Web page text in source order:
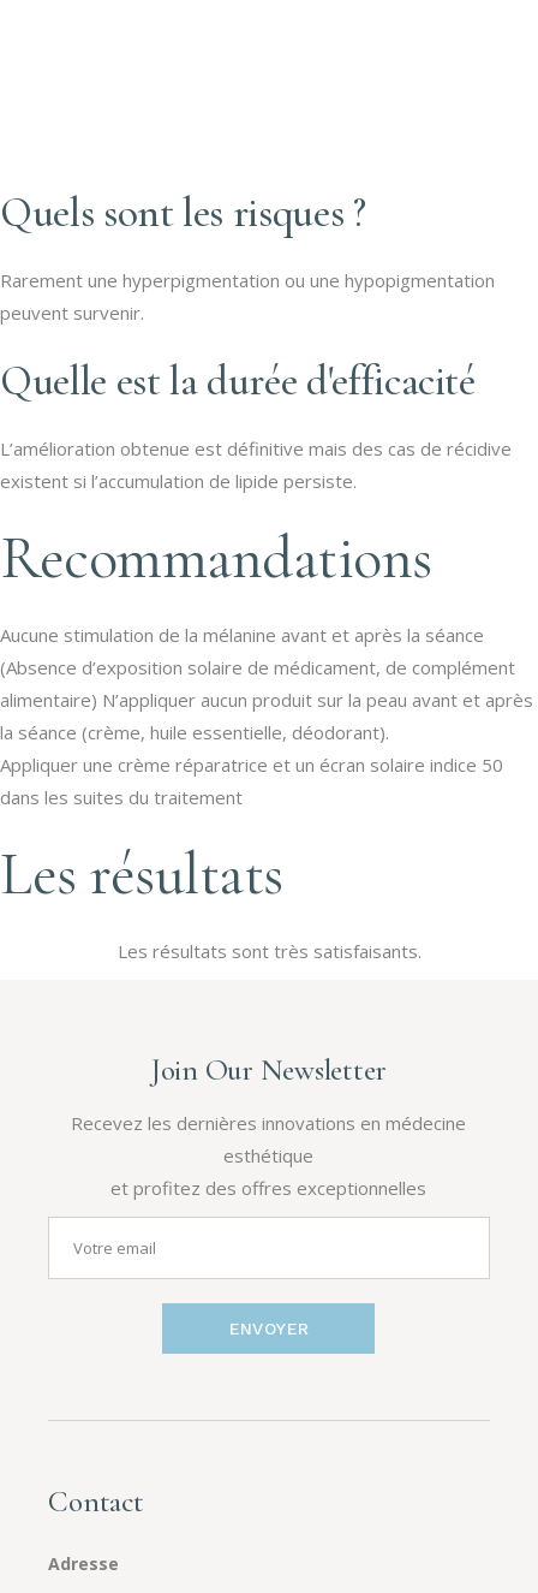
Quels sont les risques ?
Rarement une hyperpigmentation ou une hypopigmentation
peuvent survenir.
Quelle est la durée d'efficacité
L’amélioration obtenue est définitive mais des cas de récidive
existent si l’accumulation de lipide persiste.
Recommandations
Aucune stimulation de la mélanine avant et après la séance
(Absence d’exposition solaire de médicament, de complément
alimentaire) N’appliquer aucun produit sur la peau avant et après
la séance (crème, huile essentielle, déodorant).
Appliquer une crème réparatrice et un écran solaire indice 50
dans les suites du traitement
Les résultats
Les résultats sont très satisfaisants.
Join Our Newsletter
Recevez les dernières innovations en médecine
esthétique
et profitez des offres exceptionnelles
ENVOYER
Contact
Adresse